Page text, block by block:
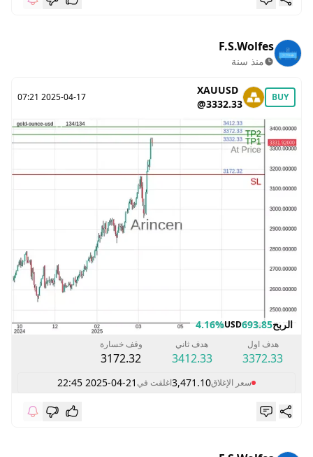
F.S.Wolfes
منذ سنة
BUY
XAUUSD
@3332.33
2025-04-17 07:21
الربح693.85
USD
4.16%
هدف اول
3372.33
هدف ثاني
3412.33
وقف خسارة
3172.32
سعر الإغلاق3,471.10اغلقت في 2025-04-21 22:45